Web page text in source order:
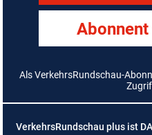
Als VerkehrsRundschau-
VerkehrsRundschau plus ist